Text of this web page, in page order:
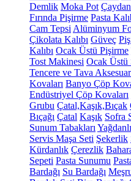
Demlik Moka Pot
Fırında Pişirme Pasta
Cam Tepsi Alüminyum
Çikolata Kalıbı Güveç
Kalıbı Ocak Üstü Pişirme
Tost Makinesi Ocak Üstü
Tencere ve Tava
Kovaları Banyo Çöp
Endüstriyel Çöp Kovaları
Grubu Çatal,Kaşık,Bıçak
Bıçağı Çatal Kaşık Sofra
Sunum Tabakları
Servis Maşa Seti Şekerlik
Kürdanlık Çerezlik
Sepeti Pasta Sunumu
Bardağı Su Bardağı